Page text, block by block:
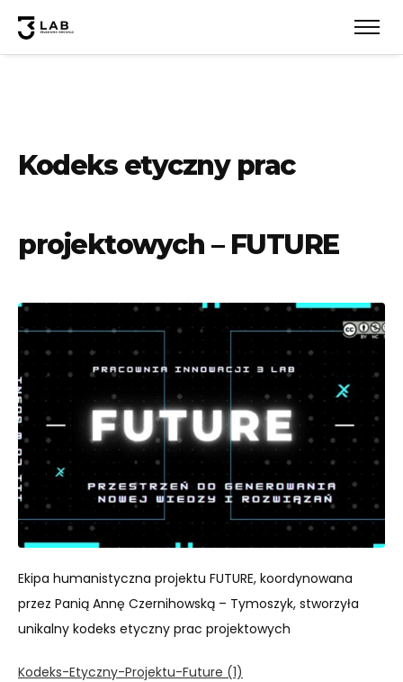
Kodeks etyczny prac
projektowych – FUTURE
Ekipa humanistyczna projektu FUTURE, koordynowana
przez Panią Annę Czernihowską – Tymoszyk, stworzyła
unikalny kodeks etyczny prac projektowych
Kodeks-Etyczny-Projektu-Future (1)